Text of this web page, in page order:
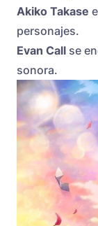
Akiko Takase
personajes.
Evan Call se
sonora.